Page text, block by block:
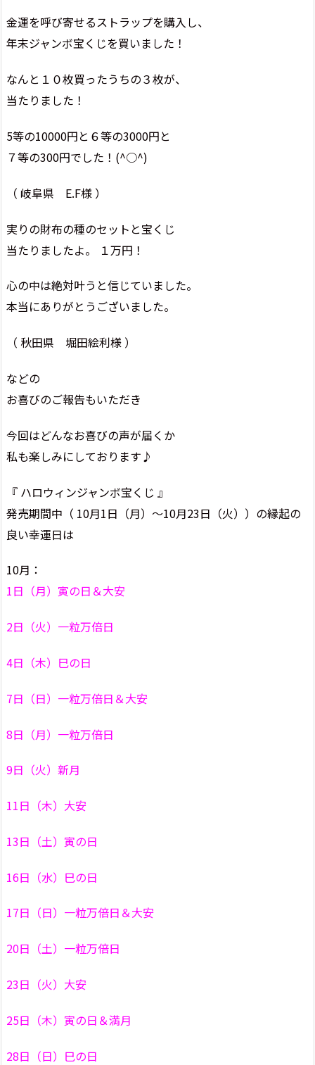
金運を呼び寄せるストラップを購入し、
年末ジャンボ宝くじを買いました！
なんと１０枚買ったうちの３枚が、
当たりました！
5等の10000円と６等の3000円と
７等の300円でした！(^○^)
（ 岐阜県 E.F様 ）
実りの財布の種のセットと宝くじ
当たりましたよ。 １万円！
心の中は絶対叶うと信じていました。
本当にありがとうございました。
（ 秋田県 堀田絵利様 ）
などの
お喜びのご報告もいただき
今回はどんなお喜びの声が届くか
私も楽しみにしております♪
『 ハロウィンジャンボ宝くじ 』
発売期間中（ 10月1日（月）～10月23日（火））の縁起の
良い幸運日は
10月：
1日（月）寅の日＆大安
2日（火）一粒万倍日
4日（木）巳の日
7日（日）一粒万倍日＆大安
8日（月）一粒万倍日
9日（火）新月
11日（木）大安
13日（土）寅の日
16日（水）巳の日
17日（日）一粒万倍日＆大安
20日（土）一粒万倍日
23日（火）大安
25日（木）寅の日＆満月
28日（日）巳の日